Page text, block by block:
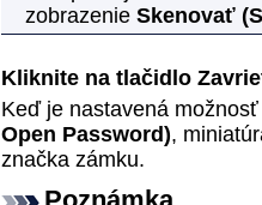
zobrazenie Skenovať
Kliknite na tlačidlo
Keď je nastavená
Open Password),
značka zámku.